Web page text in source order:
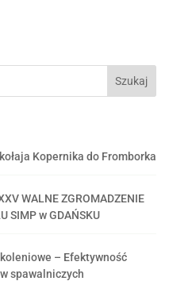
Kopernika do Fromborka
WALNE ZGROMADZENIE
SIMP w GDAŃSKU
– Efektywność
spawalniczych